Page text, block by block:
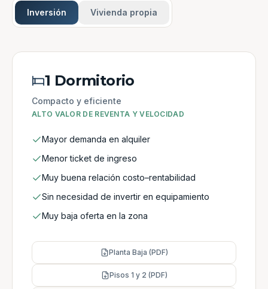
Inversión Vivienda propia
1 Dormitorio
Compacto y eficiente
ALTO VALOR DE REVENTA Y VELOCIDAD
Mayor demanda en alquiler
Menor ticket de ingreso
Muy buena relación costo–rentabilidad
Sin necesidad de invertir en equipamiento
Muy baja oferta en la zona
Planta Baja (PDF)
Pisos 1 y 2 (PDF)